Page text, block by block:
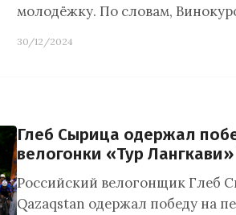
молодёжку. По словам,
30/12/2024
Глеб Сырица одержал
велогонки «Тур Лангкави»
Российский велогонщик Глеб
Qazaqstan одержал победу на